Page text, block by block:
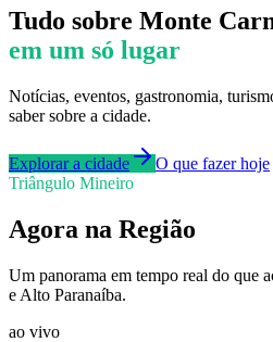
Tudo sobre Monte
em um só lugar
Notícias, eventos, gastronomia,
saber sobre a cidade.
Explorar a cidade
O que fazer hoje
Triângulo Mineiro
Agora na Região
Um panorama em tempo real do que
e Alto Paranaíba.
ao vivo